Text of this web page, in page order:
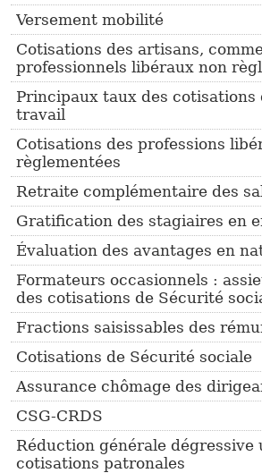
Versement mobilité
Cotisations des artisans,
professionnels libéraux non
Principaux taux des
travail
Cotisations des professions
règlementées
Retraite complémentaire des
Gratification des stagiaires en
Évaluation des avantages en
Formateurs occasionnels :
des cotisations de Sécurité
Fractions saisissables des
Cotisations de Sécurité sociale
Assurance chômage des
CSG-CRDS
Réduction générale dégressive
cotisations patronales